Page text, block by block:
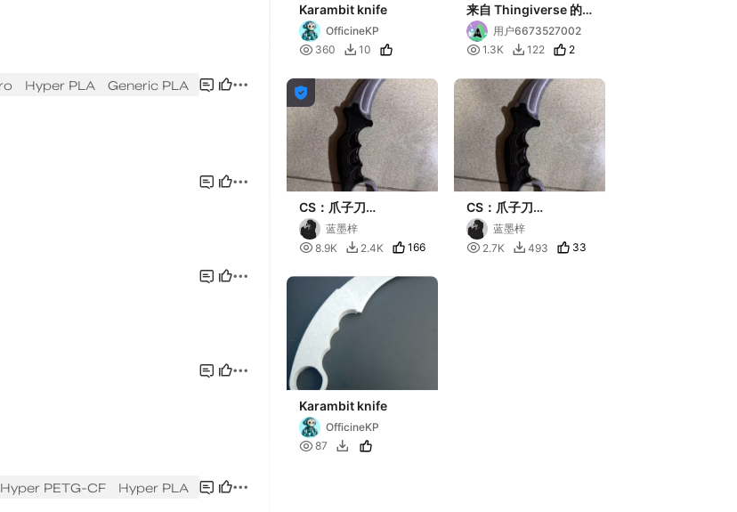
Karambit knife
OfficineKP
 360  10
来自 Thingiverse 的
CS:GO 刀。
用户6673527002
 1.3K  122 2

CS：爪子刀
（Karambit Knife）
蓝墨梓
 8.9K  2.4K 166
CS：爪子刀
（Karambit Knife）可
多色 蓝墨梓
 2.7K  493 33
Karambit knife
OfficineKP
 87 